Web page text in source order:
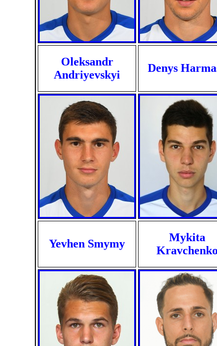
Oleksandr
Andriyevskyi
Denys
Yevhen Smymy
Mykita